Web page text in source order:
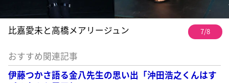
比嘉愛未と高橋メアリージュン 7/8
おすすめ関連記事
伊藤つかさ語る金八先生の思い出「沖田浩之くんはす